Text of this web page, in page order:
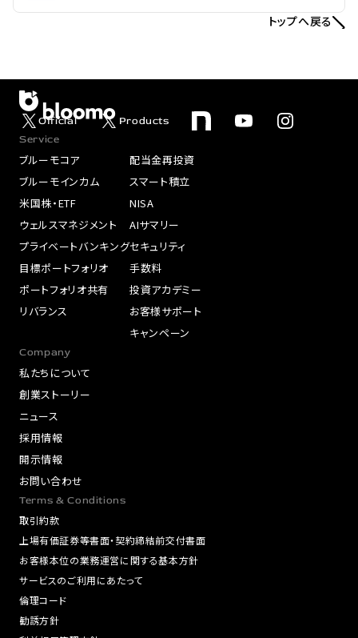
トップへ戻る
Official
Products
Service
ブルーモコア
ブルーモインカム
米国株・ETF
ウェルスマネジメント
プライベートバンキング
目標ポートフォリオ
ポートフォリオ共有
リバランス
配当金再投資
スマート積立
NISA
AIサマリー
セキュリティ
手数料
投資アカデミー
お客様サポート
キャンペーン
Company
私たちについて
創業ストーリー
ニュース
採用情報
開示情報
お問い合わせ
Terms & Conditions
取引約款
上場有価証券等書面・契約締結前交付書面
お客様本位の業務運営に関する基本方針
サービスのご利用にあたって
倫理コード
勧誘方針